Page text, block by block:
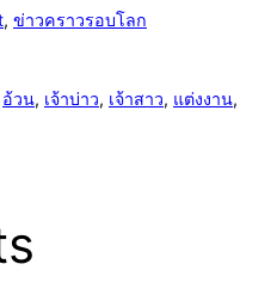
, ข่าวคราวรอบโลก
อ้วน, เจ้าบ่าว, เจ้าสาว, แต่งงาน